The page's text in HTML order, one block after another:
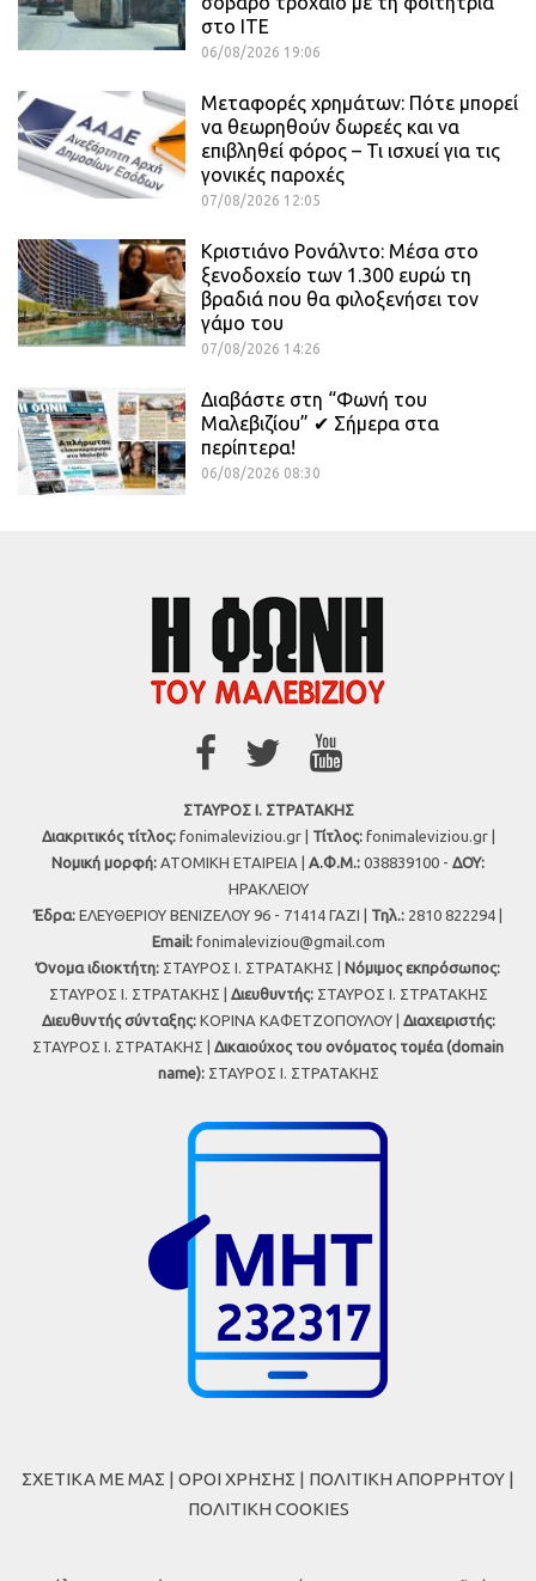
στο ΙΤΕ
06/08/2026 19:06
Μεταφορές χρημάτων: Πότε μπορεί
να θεωρηθούν δωρεές και να
επιβληθεί φόρος – Τι ισχυεί για τις
γονικές παροχές
07/08/2026 12:05
Κριστιάνο Ρονάλντο: Μέσα στο
ξενοδοχείο των 1.300 ευρώ τη
βραδιά που θα φιλοξενήσει τον
γάμο του
07/08/2026 14:26
Διαβάστε στη “Φωνή του
Μαλεβιζίου” ✔ Σήμερα στα
περίπτερα!
06/08/2026 08:30
ΣΤΑΥΡΟΣ Ι. ΣΤΡΑΤΑΚΗΣ
Διακριτικός τίτλος:fonimaleviziou.gr | Τίτλος:fonimaleviziou.gr |
Νομική μορφή: ΑΤΟΜΙΚΗ ΕΤΑΙΡΕΙΑ | Α.Φ.Μ.: 038839100 - ΔΟΥ:
ΗΡΑΚΛΕΙΟΥ
Έδρα: ΕΛΕΥΘΕΡΙΟΥ ΒΕΝΙΖΕΛΟΥ 96 - 71414 ΓΑΖΙ | Τηλ.: 2810 822294 |
Εmail: fonimaleviziou@gmail.com
Όνομα ιδιοκτήτη: ΣΤΑΥΡΟΣ Ι. ΣΤΡΑΤΑΚΗΣ | Νόμιμος εκπρόσωπος:
ΣΤΑΥΡΟΣ Ι. ΣΤΡΑΤΑΚΗΣ | Διευθυντής:ΣΤΑΥΡΟΣ Ι. ΣΤΡΑΤΑΚΗΣ
Διευθυντής σύνταξης:ΚΟΡΙΝΑ ΚΑΦΕΤΖΟΠΟΥΛΟΥ | Διαχειριστής:
ΣΤΑΥΡΟΣ Ι. ΣΤΡΑΤΑΚΗΣ | Δικαιούχος του ονόματος τομέα (domain
name):ΣΤΑΥΡΟΣ Ι. ΣΤΡΑΤΑΚΗΣ
ΣΧΕΤΙΚΑ ΜΕ ΜΑΣ | ΟΡΟΙ ΧΡΗΣΗΣ | ΠΟΛΙΤΙΚΗ ΑΠΟΡΡΗΤΟΥ |
ΠΟΛΙΤΙΚΗ COOKIES